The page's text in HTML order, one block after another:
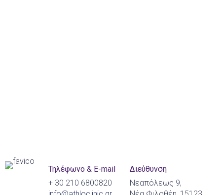
Τηλέφωνο & E-mail
+ 30 210 6800820
Διεύθυνση
Νεαπόλεως 9,